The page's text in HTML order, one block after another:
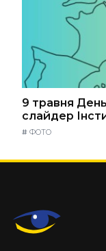
9 травня
слайдер
# ФОТО